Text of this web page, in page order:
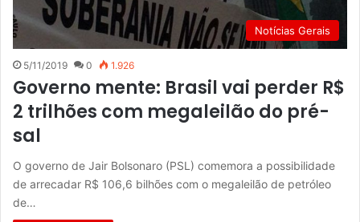
Notícias Gerais
5/11/2019 0 1.926
Governo mente: Brasil vai perder R$
2 trilhões com megaleilão do pré-
sal
O governo de Jair Bolsonaro (PSL) comemora a possibilidade
de arrecadar R$ 106,6 bilhões com o megaleilão de petróleo
de…